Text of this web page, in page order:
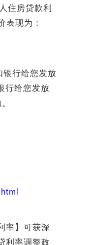
住房贷款利
表现为：
行给您发放
行给您发放
率】可获深
利率调整政